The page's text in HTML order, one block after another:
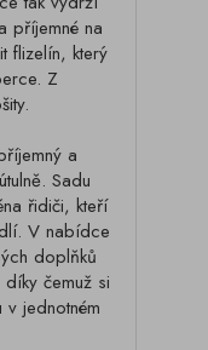
příjemné na
flizelín, který
Z
a
Sadu
řidiči, kteří
V nabídce
doplňků
čemuž si
jednotném